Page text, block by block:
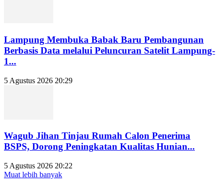
Lampung Membuka Babak Baru Pembangunan
Berbasis Data melalui Peluncuran Satelit Lampung-
1...
5 Agustus 2026 20:29
Wagub Jihan Tinjau Rumah Calon Penerima
BSPS, Dorong Peningkatan Kualitas Hunian...
5 Agustus 2026 20:22
Muat lebih banyak